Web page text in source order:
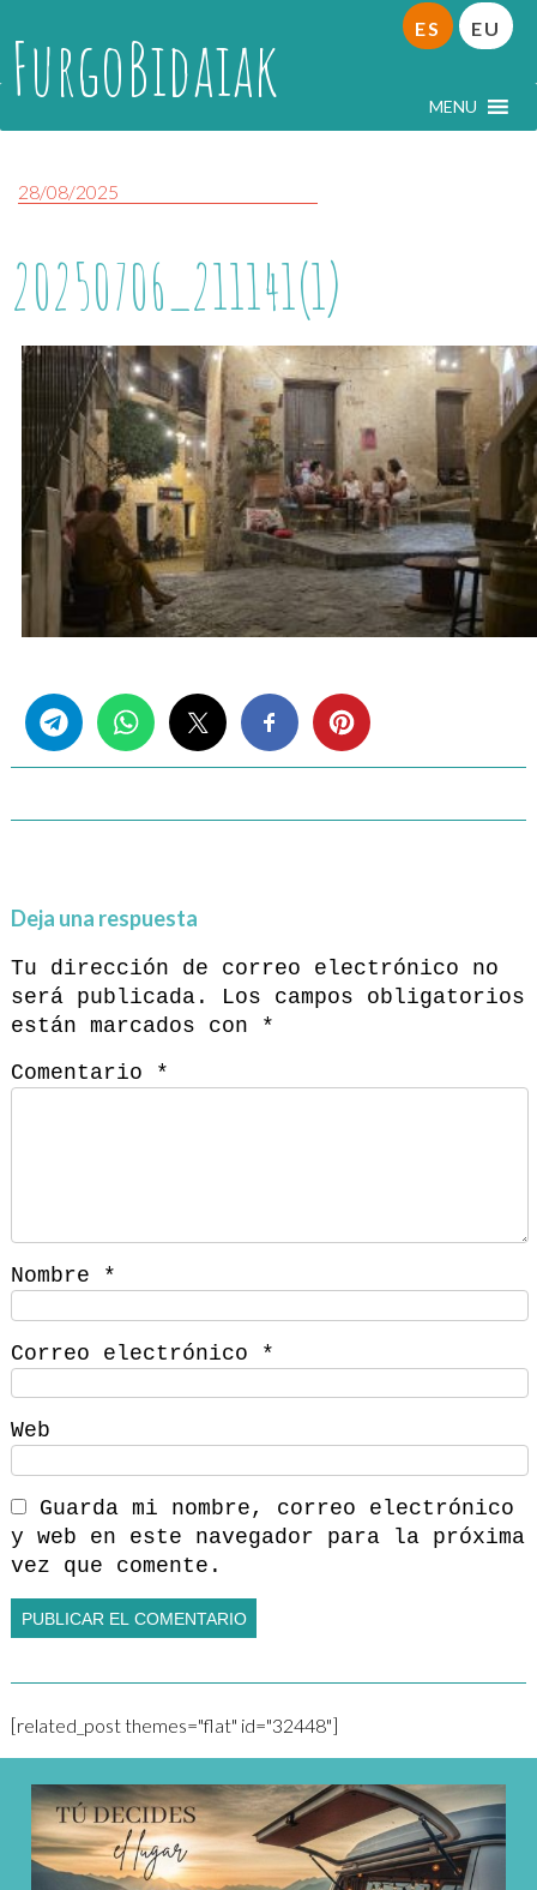
FurgoBidaiak MENU
ES EU
28/08/2025
20250706_211141(1)
Deja una respuesta
Tu dirección de correo electrónico no
será publicada.
Los campos obligatorios
están marcados con
*
Comentario
*
Nombre *
Correo electrónico *
Web
Guarda mi nombre, correo electrónico
y web en este navegador para la próxima
vez que comente.
[related_post themes="flat" id="32448"]